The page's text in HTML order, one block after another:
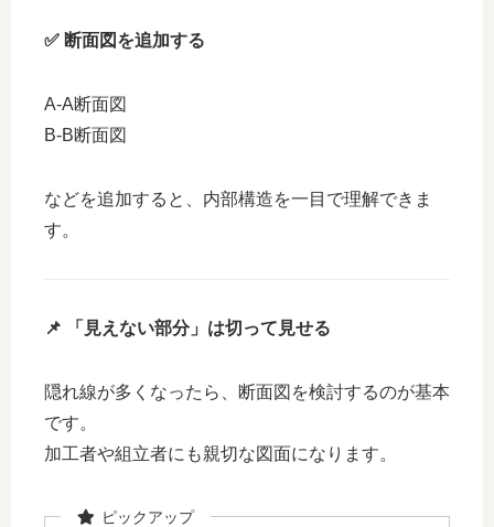
✅ 断面図を追加する
A-A断面図
B-B断面図
などを追加すると、内部構造を一目で理解できま
す。
📌 「見えない部分」は切って見せる
隠れ線が多くなったら、断面図を検討するのが基本
です。
加工者や組立者にも親切な図面になります。